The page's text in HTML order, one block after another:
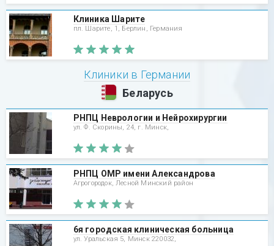
Клиника Шарите
пл. Шарите, 1, Берлин, Германия
Клиники в Германии
Беларусь
РНПЦ Неврологии и Нейрохирургии
ул. Ф. Скорины, 24, г. Минск,
РНПЦ ОМР имени Александрова
Агрогородок, Лесной Минский район
6я городская клиническая больница
ул. Уральская 5, Минск 220032,